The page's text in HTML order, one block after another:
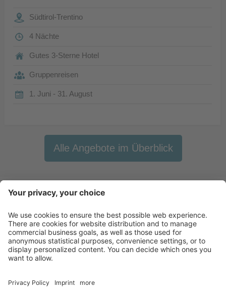
Südtirol-Trentino
4 Nächte
Gutes 3-Sterne Hotel
Gruppenreisen
1. Juni - 31. August
Alle Angebote im Überblick
Newsletter
X-Large Travel
Unsere Betriebe